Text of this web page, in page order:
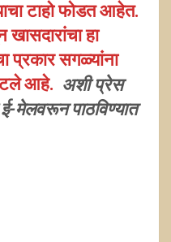
टाहो फोडत आहेत.
हा
प्रकार सगळ्यांना
आहे. अशी प्रेस
ई-मेलवरून पाठविण्यात